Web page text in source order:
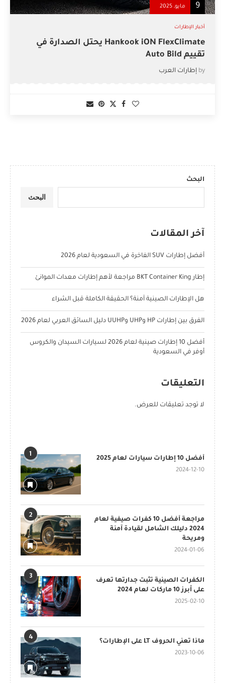
9 مايو, 2025
أخبار الإطارات
Hankook iON FlexClimate يحتل الصدارة في
تقييم Auto Bild
by إطارات العرب
البحث
البحث
آخر المقالات
أفضل إطارات SUV الفاخرة في السعودية لعام 2026
إطار BKT Container King مراجعة لأهم إطارات معدات الموانئ
هل الإطارات الصينية آمنة؟ الحقيقة الكاملة قبل الشراء
الفرق بين إطارات HP وUHP وUUHP دليل السائق العربي لعام 2026
أفضل 10 إطارات صينية لعام 2026 لسيارات السيدان والكروس
أوفر في السعودية
التعليقات
لا توجد تعليقات للعرض.
1
أفضل 10 إطارات سيارات لعام 2025
2024-12-10
2
مراجعة أفضل 10 كفرات صيفية لعام
2024 دليلك الشامل لقيادة آمنة
ومريحة
2024-01-06
3
الكفرات الصينية تثبت جدارتها تعرف
على أبرز 10 ماركات لعام 2024
2025-02-10
4
ماذا تعني الحروف LT على الإطارات؟
2023-10-06